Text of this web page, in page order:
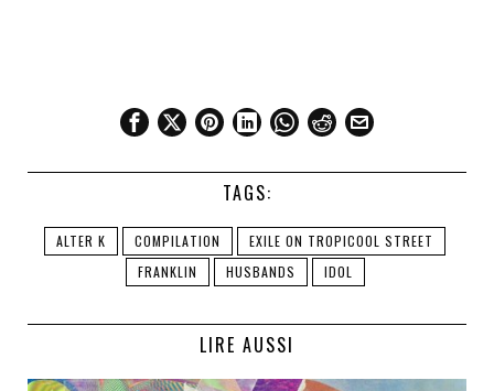
TAGS:
ALTER K COMPILATION
EXILE ON TROPICOOL STREET
FRANKLIN
HUSBANDS IDOL
LIRE AUSSI